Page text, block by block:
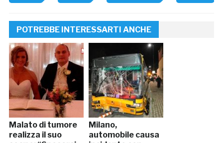
POTREBBE INTERESSARTI ANCHE
Malato di tumore
realizza il suo
Milano,
automobile causa